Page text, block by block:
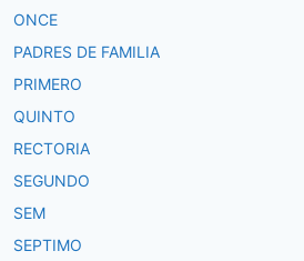
ONCE
PADRES DE FAMILIA
PRIMERO
QUINTO
RECTORIA
SEGUNDO
SEM
SEPTIMO